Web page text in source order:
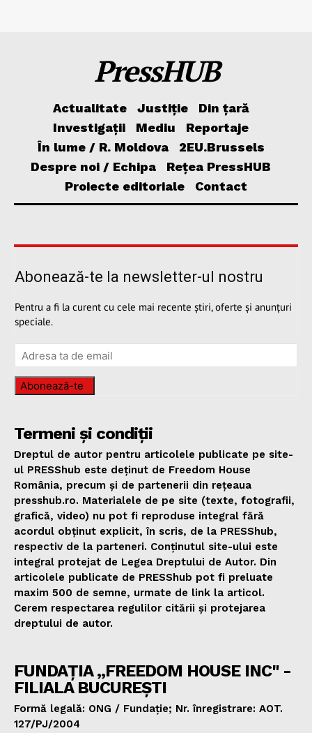
PressHUB
Actualitate Justiție
Din țară
Investigații
Mediu
Reportaje
În lume / R. Moldova
2EU.Brussels
Despre noi / Echipa
Rețea PressHUB
Proiecte editoriale
Contact
Abonează-te la newsletter-ul nostru
Pentru a fi la curent cu cele mai recente știri, oferte și anunțuri
speciale.
Abonează-te
Termeni și condiții
Dreptul de autor pentru articolele publicate pe site-
ul PRESShub este deținut de Freedom House
România, precum și de partenerii din rețeaua
presshub.ro. Materialele de pe site (texte, fotografii,
grafică, video) nu pot fi reproduse integral fără
acordul obținut explicit, în scris, de la PRESShub,
respectiv de la parteneri. Conținutul site-ului este
integral protejat de Legea Dreptului de Autor. Din
articolele publicate de PRESShub pot fi preluate
maxim 500 de semne, urmate de link la articol.
Cerem respectarea regulilor citării și protejarea
dreptului de autor.
FUNDAȚIA „FREEDOM HOUSE INC" -
FILIALA BUCUREȘTI
Formă legală: ONG / Fundație; Nr. înregistrare: AOT.
127/PJ/2004